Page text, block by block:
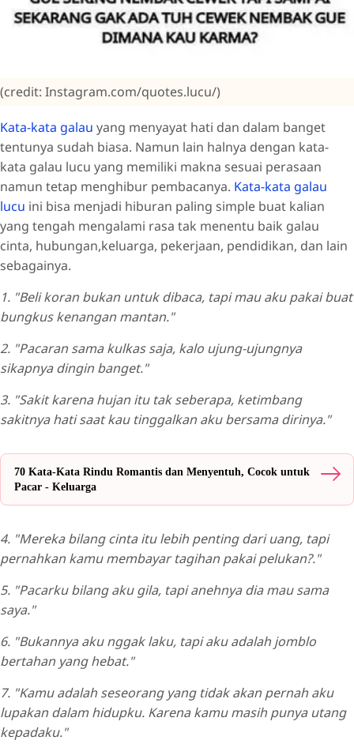
(credit: Instagram.com/quotes.lucu/)
Kata-kata galau yang menyayat hati dan dalam banget
tentunya sudah biasa. Namun lain halnya dengan kata-
kata galau lucu yang memiliki makna sesuai perasaan
namun tetap menghibur pembacanya. Kata-kata galau
lucu ini bisa menjadi hiburan paling simple buat kalian
yang tengah mengalami rasa tak menentu baik galau
cinta, hubungan,keluarga, pekerjaan, pendidikan, dan lain
sebagainya.
1. "Beli koran bukan untuk dibaca, tapi mau aku pakai buat
bungkus kenangan mantan."
2. "Pacaran sama kulkas saja, kalo ujung-ujungnya
sikapnya dingin banget."
3. "Sakit karena hujan itu tak seberapa, ketimbang
sakitnya hati saat kau tinggalkan aku bersama dirinya."
70 Kata-Kata Rindu Romantis dan Menyentuh, Cocok untuk
Pacar - Keluarga
4. "Mereka bilang cinta itu lebih penting dari uang, tapi
pernahkan kamu membayar tagihan pakai pelukan?."
5. "Pacarku bilang aku gila, tapi anehnya dia mau sama
saya."
6. "Bukannya aku nggak laku, tapi aku adalah jomblo
bertahan yang hebat."
7. "Kamu adalah seseorang yang tidak akan pernah aku
lupakan dalam hidupku. Karena kamu masih punya utang
kepadaku."